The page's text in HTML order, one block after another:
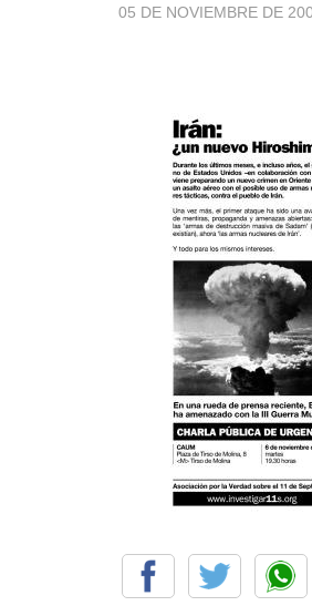
05 DE NOVIEMBRE DE